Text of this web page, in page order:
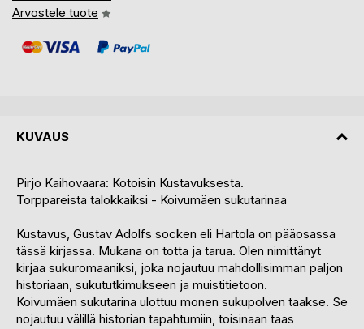
Arvostele tuote
KUVAUS
Pirjo Kaihovaara: Kotoisin Kustavuksesta.
Torppareista talokkaiksi - Koivumäen sukutarinaa
Kustavus, Gustav Adolfs socken eli Hartola on pääosassa
tässä kirjassa. Mukana on totta ja tarua. Olen nimittänyt
kirjaa sukuromaaniksi, joka nojautuu mahdollisimman paljon
historiaan, sukututkimukseen ja muistitietoon.
Koivumäen sukutarina ulottuu monen sukupolven taakse. Se
nojautuu välillä historian tapahtumiin, toisinaan taas